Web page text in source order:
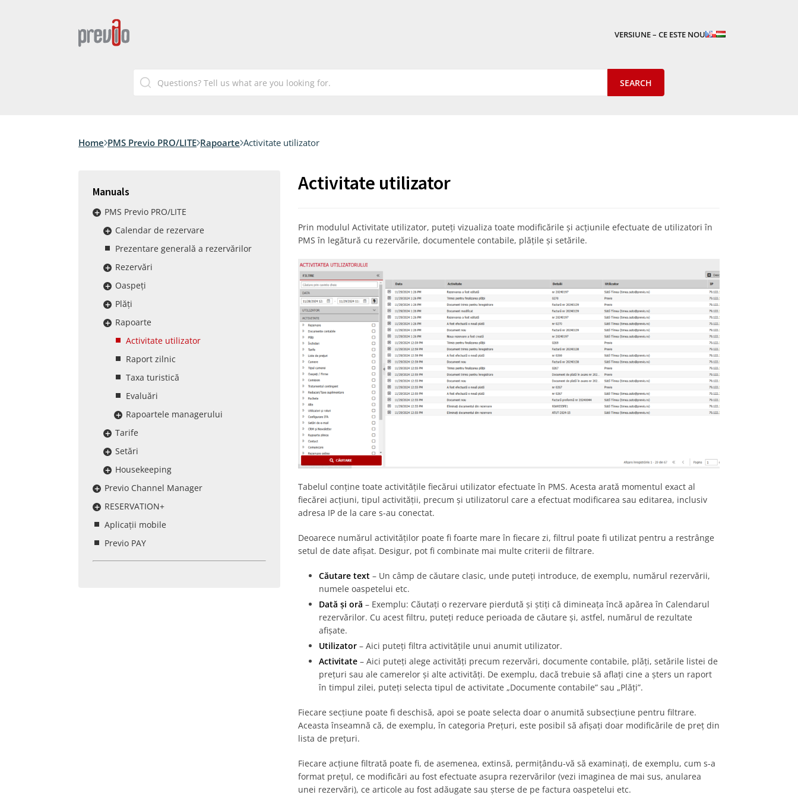
VERSIUNE – CE ESTE NOU
Home PMS Previo PRO/LITE Rapoarte Activitate utilizator
Manuals
PMS Previo PRO/LITE
Calendar de rezervare
Prezentare generală a rezervărilor
Rezervări
Oaspeți
Plăți
Rapoarte
Activitate utilizator
Raport zilnic
Taxa turistică
Evaluări
Rapoartele managerului
Tarife
Setări
Housekeeping
Previo Channel Manager
RESERVATION+
Aplicații mobile
Previo PAY
Activitate utilizator
Prin modulul Activitate utilizator, puteți vizualiza toate modificările și acțiunile efectuate de utilizatori în
PMS în legătură cu rezervările, documentele contabile, plățile și setările.
Tabelul conține toate activitățile fiecărui utilizator efectuate în PMS. Acesta arată momentul exact al
fiecărei acțiuni, tipul activității, precum și utilizatorul care a efectuat modificarea sau editarea, inclusiv
adresa IP de la care s-au conectat.
Deoarece numărul activităților poate fi foarte mare în fiecare zi, filtrul poate fi utilizat pentru a restrânge
setul de date afișat. Desigur, pot fi combinate mai multe criterii de filtrare.
Căutare text– Un câmp de căutare clasic, unde puteți introduce, de exemplu, numărul rezervării,
numele oaspetelui etc.
Dată și oră – Exemplu: Căutați o rezervare pierdută și știți că dimineața încă apărea în Calendarul
rezervărilor. Cu acest filtru, puteți reduce perioada de căutare și, astfel, numărul de rezultate
afișate.
Utilizator– Aici puteți filtra activitățile unui anumit utilizator.
Activitate– Aici puteți alege activități precum rezervări, documente contabile, plăți, setările listei de
prețuri sau ale camerelor și alte activități. De exemplu, dacă trebuie să aflați cine a șters un raport
în timpul zilei, puteți selecta tipul de activitate „Documente contabile” sau „Plăți”.
Fiecare secțiune poate fi deschisă, apoi se poate selecta doar o anumită subsecțiune pentru filtrare.
Aceasta înseamnă că, de exemplu, în categoria Prețuri, este posibil să afișați doar modificările de preț din
lista de prețuri.
Fiecare acțiune filtrată poate fi, de asemenea, extinsă, permițându-vă să examinați, de exemplu, cum s-a
format prețul, ce modificări au fost efectuate asupra rezervărilor (vezi imaginea de mai sus, anularea
unei rezervări), ce articole au fost adăugate sau șterse de pe factura oaspetelui etc.